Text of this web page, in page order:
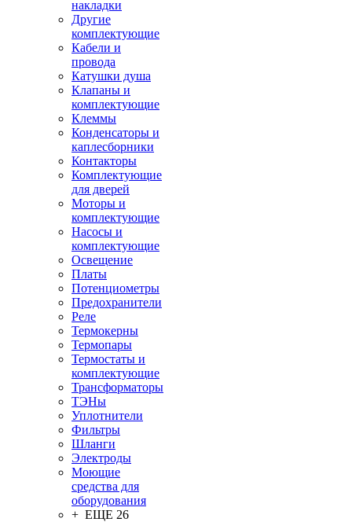
накладки
Другие
комплектующие
Кабели и
провода
Катушки душа
Клапаны и
комплектующие
Клеммы
Конденсаторы и
каплесборники
Контакторы
Комплектующие
для дверей
Моторы и
комплектующие
Насосы и
комплектующие
Освещение
Платы
Потенциометры
Предохранители
Реле
Термокерны
Термопары
Термостаты и
комплектующие
Трансформаторы
ТЭНы
Уплотнители
Фильтры
Шланги
Электроды
Моющие
средства для
оборудования
+ ЕЩЕ 26